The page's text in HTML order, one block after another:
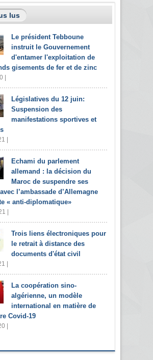
lus
Le président Tebboune
instruit le Gouvernement
d'entamer l'exploitation de
gisements de fer et de zinc
|
Législatives du 12 juin:
Suspension des
manifestations sportives et
|
Echami du parlement
allemand : la décision du
Maroc de suspendre ses
l’ambassade d’Allemagne
« anti-diplomatique»
|
Trois liens électroniques pour
le retrait à distance des
documents d'état civil
|
La coopération sino-
algérienne, un modèle
international en matière de
Covid-19
|